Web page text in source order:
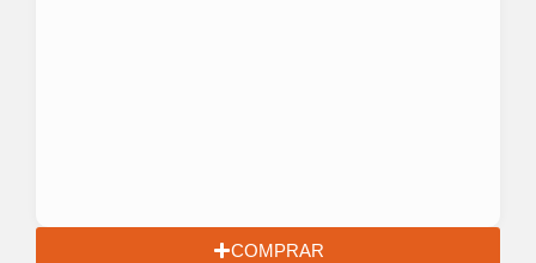
COMPRAR